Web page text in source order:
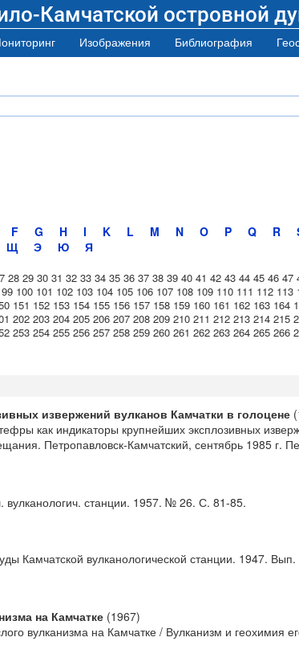
Камчатской островной
Изображения Библиография
F G H I K L M N O P Q R
Щ Э Ю Я
28 29 30 31 32 33 34 35 36 37 38 39 40 41 42 43 44 45 46 47
99 100 101 102 103 104 105 106 107 108 109 110 111 112 113
151 152 153 154 155 156 157 158 159 160 161 162 163 164
202 203 204 205 206 207 208 209 210 211 212 213 214 215
253 254 255 256 257 258 259 260 261 262 263 264 265 266
извержений вулканов Камчатки в голоцене
как индикаторы крупнейших эксплозивных
Петропавловск-Камчатский, сентябрь 1985
станции. 1957. № 26. С. 81-85.
Камчатской вулканологической станции. 1947.
на Камчатке (1967)
вулканизма на Камчатке / Вулканизм и геохимия